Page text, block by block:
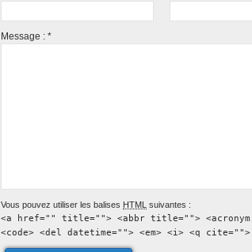
Message : *
Vous pouvez utiliser les balises HTML suivantes :
<a href="" title=""> <abbr title="">
<code> <del datetime=""> <em> <i> <q